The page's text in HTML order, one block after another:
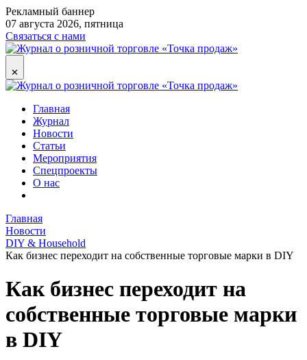
Рекламный баннер
07 августа 2026, пятница
Связаться с нами
✕
Главная
Журнал
Новости
Статьи
Мероприятия
Спецпроекты
О нас
Главная
Новости
DIY & Household
Как бизнес переходит на собственные торговые марки в DIY
Как бизнес переходит на
собственные торговые марки
в DIY